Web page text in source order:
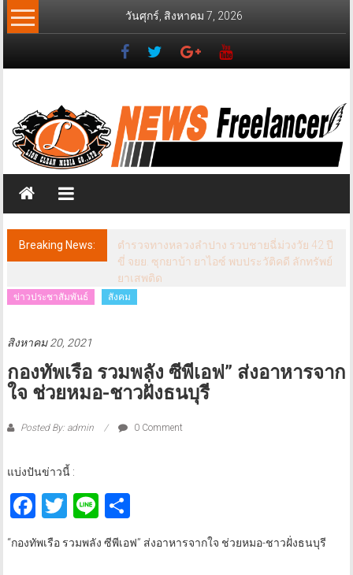
Skip
to
วันศุกร์, สิงหาคม 7, 2026
News
Freelancer
วส์
ฟรี
แลน
เซอร์
Breaking News:
ตำรวจทางหลวงลำปาง รวบชายฉี่ม่วงวัย 42 ปี
ขี่ จยย. ซุกยาบ้า ยาไอซ์ พบประวัติคดี ลักทรัพย์
ยาเสพติด
ข่าวประชาสัมพันธ์ สังคม
สิงหาคม 20, 2021
กองทัพเรือ รวมพลัง ซีพีเอฟ” ส่งอาหารจาก
ใจ ช่วยหมอ-ชาวฝั่งธนบุรี
Posted By: admin 0 Comment
แบ่งปันข่าวนี้ :
Facebook
Twitter
LineShare
“กองทัพเรือ รวมพลัง ซีพีเอฟ” ส่งอาหารจากใจ ช่วยหมอ-ชาวฝั่งธนบุรี